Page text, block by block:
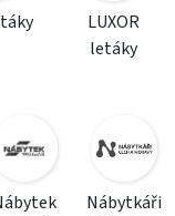
LUXOR
letáky
Nábytkáři